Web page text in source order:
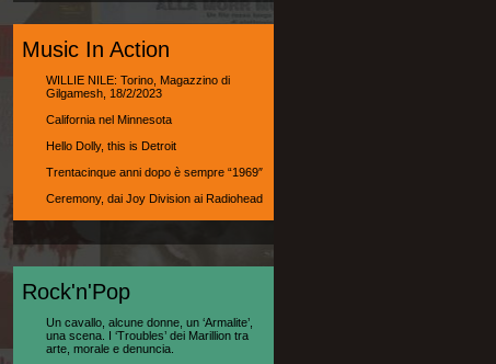
Music In Action
WILLIE NILE: Torino, Magazzino di
Gilgamesh, 18/2/2023
California nel Minnesota
Hello Dolly, this is Detroit
Trentacinque anni dopo è sempre “1969″
Ceremony, dai Joy Division ai Radiohead
Rock'n'Pop
Un cavallo, alcune donne, un ‘Armalite’,
una scena. I ‘Troubles’ dei Marillion tra
arte, morale e denuncia.